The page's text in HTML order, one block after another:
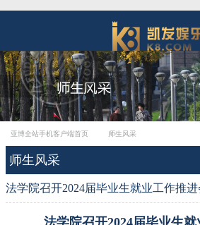
亚博全站手机客户端首页 师生风采
师生风采
法学院召开2024届毕业生就业工作推
法学院召开2024届毕业生